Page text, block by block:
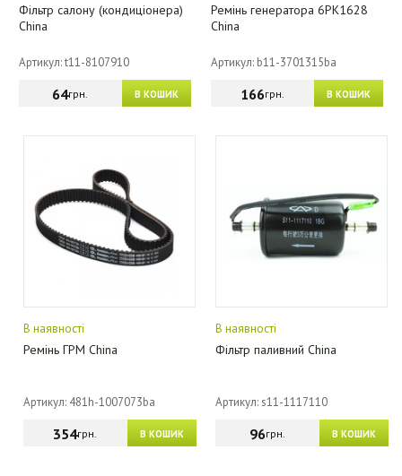
Фільтр салону (кондиціонера)
China
Артикул: t11-8107910
В КОШИК
64грн.
Ремінь генератора 6PK1628
China
Артикул: b11-3701315ba
В КОШИК
166грн.
В наявності
Ремінь ГРМ China
Артикул: 481h-1007073ba
В КОШИК
354грн.
В наявності
Фільтр паливний China
Артикул: s11-1117110
В КОШИК
96грн.